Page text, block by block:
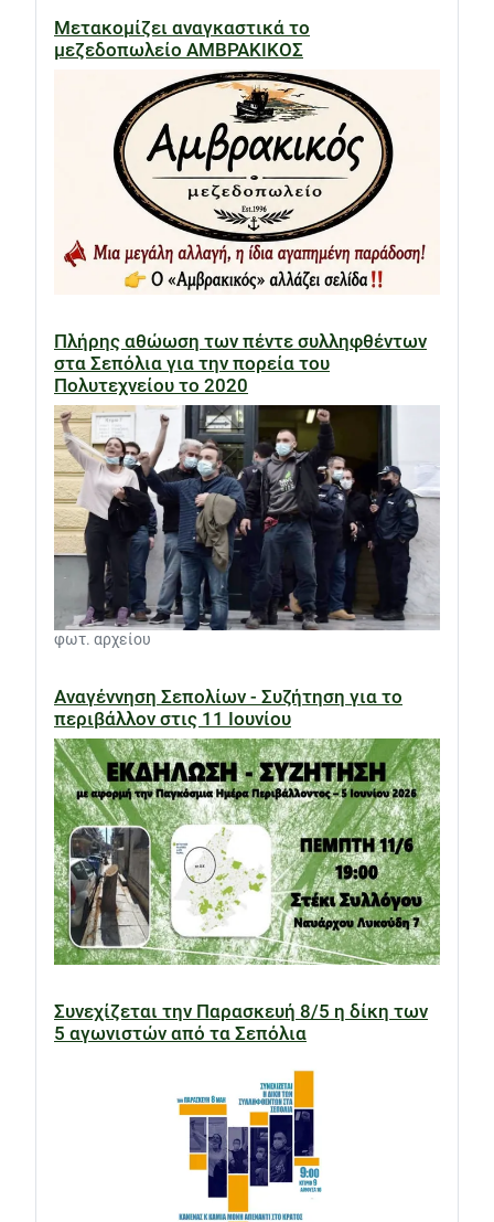
Μετακομίζει αναγκαστικά το
μεζεδοπωλείο ΑΜΒΡΑΚΙΚΟΣ
Πλήρης αθώωση των πέντε συλληφθέντων
στα Σεπόλια για την πορεία του
Πολυτεχνείου το 2020
φωτ. αρχείου
Αναγέννηση Σεπολίων - Συζήτηση για το
περιβάλλον στις 11 Ιουνίου
Συνεχίζεται την Παρασκευή 8/5 η δίκη των
5 αγωνιστών από τα Σεπόλια